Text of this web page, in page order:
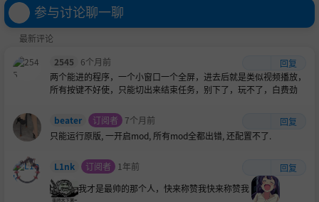
参与讨论聊一聊
最新评论
2545
6个月前
回复
两个能进的程序，一个小窗口一个全屏，进去后就是类似视频播放，
所有按键不好使，只能切出来结束任务，别下了，玩不了，白费劲
beater 订阅者 7个月前
回复
只能运行原版, 一开启mod, 所有mod全都出错, 还配置不了.
L1nk 订阅者 1年前
回复
我才是最帅的那个人，快来称赞我快来称赞我